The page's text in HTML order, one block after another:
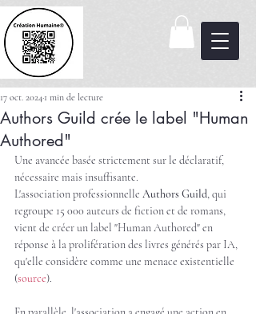
Authors Guild crée le label "Human
Authored"
17 oct. 2024 1 min de lecture
Une avancée basée strictement sur le déclaratif,
nécessaire mais insuffisante.
L'association professionnelle Authors Guild, qui
regroupe 15 000 auteurs de fiction et de romans,
vient de créer un label "Human Authored" en
réponse à la prolifération des livres générés par IA,
qu'elle considère comme une menace existentielle
(source).